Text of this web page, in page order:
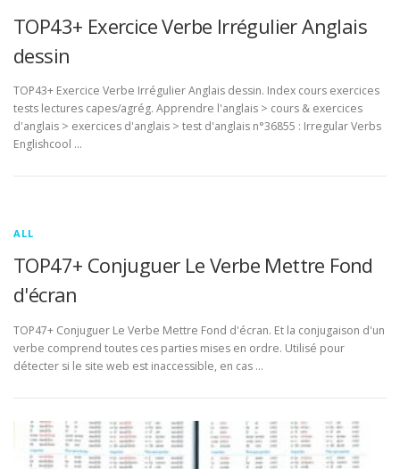
TOP43+ Exercice Verbe Irrégulier Anglais
dessin
TOP43+ Exercice Verbe Irrégulier Anglais dessin. Index cours exercices
tests lectures capes/agrég. Apprendre l'anglais > cours & exercices
d'anglais > exercices d'anglais > test d'anglais n°36855 : Irregular Verbs
Englishcool …
ALL
TOP47+ Conjuguer Le Verbe Mettre Fond
d'écran
TOP47+ Conjuguer Le Verbe Mettre Fond d'écran. Et la conjugaison d'un
verbe comprend toutes ces parties mises en ordre. Utilisé pour
détecter si le site web est inaccessible, en cas …